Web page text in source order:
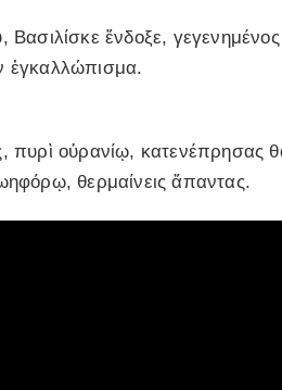
Βασιλίσκε ἔνδοξε,
ἐγκαλλώπισμα.
πυρὶ οὐρανίῳ, κατενέπρησας
θερμαίνεις ἅπαντας.